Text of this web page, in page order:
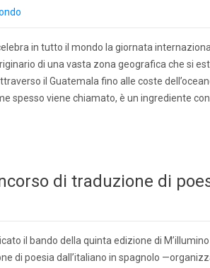
in tutto il mondo la giornata
di una vasta zona geografica che si
il Guatemala fino alle coste
spesso viene chiamato, è un ingrediente con…
di traduzione di
il bando della quinta edizione di
di poesia dall’italiano in spagnolo